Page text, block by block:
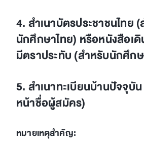
4. สำเนาบัตรประชาชนไทย
นักศึกษาไทย) หรือหนังสือเ
มีตราประทับ (สำหรับนักศึก
5. สำเนาทะเบียนบ้านปัจจุบั
หน้าชื่อผู้สมัคร)
หมายเหตุสำคัญ: